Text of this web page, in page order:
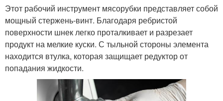
Этот рабочий инструмент мясорубки представляет собой
мощный стержень-винт. Благодаря ребристой
поверхности шнек легко проталкивает и разрезает
продукт на мелкие куски. С тыльной стороны элемента
находится втулка, которая защищает редуктор от
попадания жидкости.